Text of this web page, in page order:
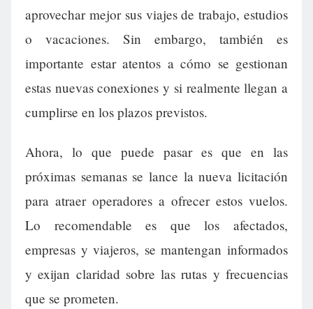
aprovechar mejor sus viajes de trabajo, estudios
o vacaciones. Sin embargo, también es
importante estar atentos a cómo se gestionan
estas nuevas conexiones y si realmente llegan a
cumplirse en los plazos previstos.
Ahora, lo que puede pasar es que en las
próximas semanas se lance la nueva licitación
para atraer operadores a ofrecer estos vuelos.
Lo recomendable es que los afectados,
empresas y viajeros, se mantengan informados
y exijan claridad sobre las rutas y frecuencias
que se prometen.